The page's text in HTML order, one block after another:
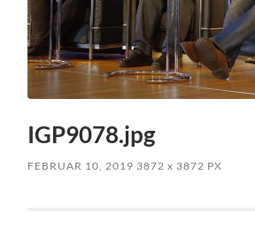
IGP9078.jpg
FEBRUAR 10, 2019 3872x 3872 PX